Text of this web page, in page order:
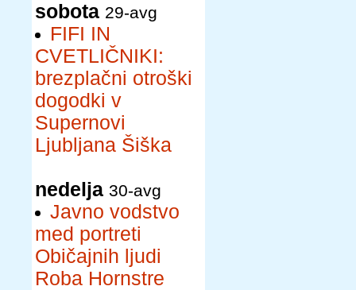
sobota 29-avg
FIFI IN
CVETLIČNIKI:
brezplačni otroški
dogodki v
Supernovi
Ljubljana Šiška
nedelja 30-avg
Javno vodstvo
med portreti
Običajnih ljudi
Roba Hornstre